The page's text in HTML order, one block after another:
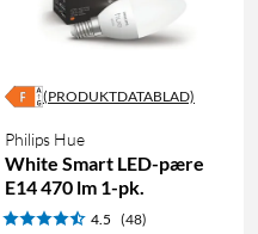
(PRODUKTDATABLAD)
Philips Hue
White Smart LED-pære
E14 470 lm 1-pk.
4.5 (48)